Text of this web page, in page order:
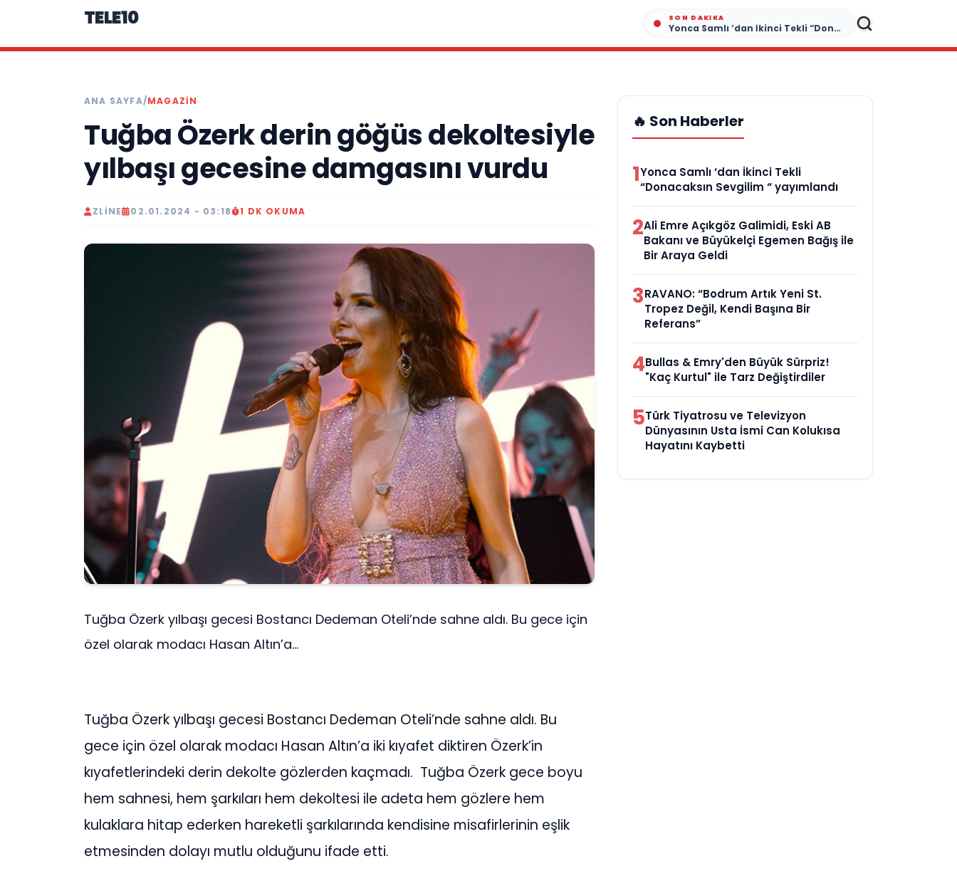
TELE10 SON DAKIKA
Yonca Samlı ‘dan İkinci Tekli “Donacaksın Sevgilim “ yayımlandı
ANA SAYFA/MAGAZIN
Tuğba Özerk derin göğüs dekoltesiyle
yılbaşı gecesine damgasını vurdu
ZLINE 02.01.2024 - 03:18 1 DK OKUMA
Tuğba Özerk yılbaşı gecesi Bostancı Dedeman Oteli’nde sahne aldı. Bu gece için
özel olarak modacı Hasan Altın’a...
Tuğba Özerk yılbaşı gecesi Bostancı Dedeman Oteli’nde sahne aldı. Bu
gece için özel olarak modacı Hasan Altın’a iki kıyafet diktiren Özerk’in
kıyafetlerindeki derin dekolte gözlerden kaçmadı. Tuğba Özerk gece boyu
hem sahnesi, hem şarkıları hem dekoltesi ile adeta hem gözlere hem
kulaklara hitap ederken hareketli şarkılarında kendisine misafirlerinin eşlik
etmesinden dolayı mutlu olduğunu ifade etti.
🔥 Son Haberler
1Yonca Samlı ‘dan İkinci Tekli
“Donacaksın Sevgilim “ yayımlandı
2Ali Emre Açıkgöz Galimidi, Eski AB
Bakanı ve Büyükelçi Egemen Bağış ile
Bir Araya Geldi
3RAVANO: “Bodrum Artık Yeni St.
Tropez Değil, Kendi Başına Bir
Referans”
4Bullas & Emry'den Büyük Sürpriz!
"Kaç Kurtul" ile Tarz Değiştirdiler
5Türk Tiyatrosu ve Televizyon
Dünyasının Usta İsmi Can Kolukısa
Hayatını Kaybetti